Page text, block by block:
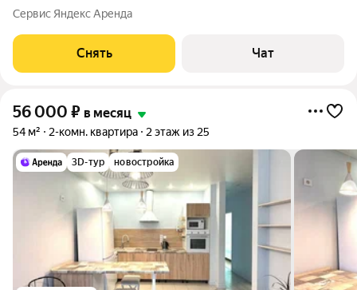
от 11 месяцев. Из техники есть: Телевизор Духовой шкаф
Стиральная машина Холодильник Микроволновка Дом -
кирпичный. Во дворе есть
Сервис Яндекс Аренда
Снять Чат
56 000 ₽ в месяц
54 м² 2-комн. квартира 2 этаж из 25
3D-тур новостройка